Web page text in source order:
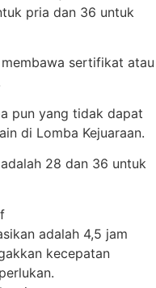
pria dan 36 untuk
sertifikat atau
pun yang tidak dapat
di Lomba Kejuaraan.
28 dan 36 untuk
adalah 4,5 jam
kecepatan